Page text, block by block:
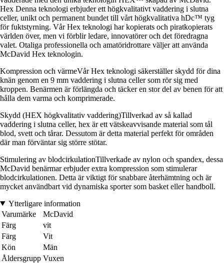
Hex Denna teknologi erbjuder ett högkvalitativt vaddering i slutna
celler, unikt och permanent bundet till vårt högkvalitativa hDc™ tyg
för fuktstyrning. Vår Hex teknologi har kopierats och piratkopierats
världen över, men vi förblir ledare, innovatörer och det föredragna
valet. Otaliga professionella och amatöridrottare väljer att använda
McDavid Hex teknologin.
Kompression och värmeVår Hex teknologi säkerställer skydd för dina
knän genom en 9 mm vaddering i slutna celler som rör sig med
kroppen. Benärmen är förlängda och täcker en stor del av benen för att
hålla dem varma och komprimerade.
Skydd (HEX högkvalitativ vaddering)Tillverkad av så kallad
vaddering i slutna celler, hex är ett vätskeavvisande material som tål
blod, svett och tårar. Dessutom är detta material perfekt för områden
där man förväntar sig större stötar.
Stimulering av blodcirkulationTillverkade av nylon och spandex, dessa
McDavid benärmar erbjuder extra kompression som stimulerar
blodcirkulationen. Detta är viktigt för snabbare återhämtning och är
mycket användbart vid dynamiska sporter som basket eller handboll.
Ytterligare information
Varumärke
McDavid
Färg
vit
Färg
Vit
Kön
Män
Åldersgrupp Vuxen